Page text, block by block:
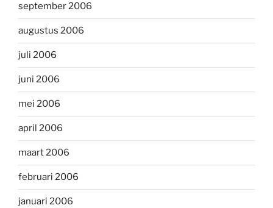
september 2006
augustus 2006
juli 2006
juni 2006
mei 2006
april 2006
maart 2006
februari 2006
januari 2006